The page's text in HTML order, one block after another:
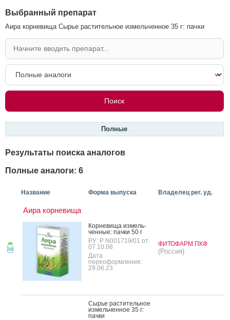
Выбранный препарат
Аира корневища Сырье растительное измельченное 35 г: пачки
Полные
Результаты поиска аналогов
Полные аналоги: 6
Название Форма выпуска Владелец рег. уд.
Аира корневища
Кор­не­вища из­мель­
чен­ные: пач­ки 50 г
РУ: Р N001719/01 от
07.10.08
Дата
переоформления:
29.06.23
ФИТОФАРМ ПКФ
(Россия)
Сырье рас­ти­тель­ное
из­мель­чен­ное 35 г:
пач­ки